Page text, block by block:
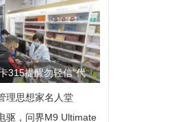
315提醒勿轻信“代
理思想家名人堂
驱，问界M9 Ultimate